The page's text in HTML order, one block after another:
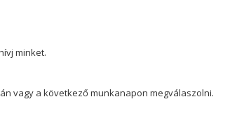
minket.
vagy a következő munkanapon megválaszolni.